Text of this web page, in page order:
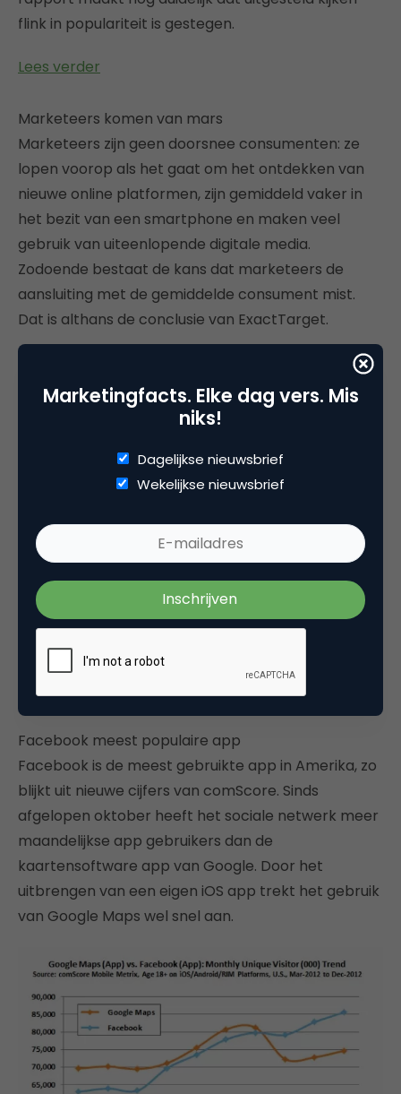
flink in populariteit is gestegen.
Lees verder
Marketeers komen van mars
Marketeers zijn geen doorsnee consumenten: ze
lopen voorop als het gaat om het ontdekken van
nieuwe online platformen, zijn gemiddeld vaker in
het bezit van een smartphone en maken veel
gebruik van uiteenlopende digitale media.
Zodoende bestaat de kans dat marketeers de
aansluiting met de gemiddelde consument mist.
Dat is althans de conclusie van ExactTarget.
Facebook meest populaire app
Facebook is de meest gebruikte app in Amerika, zo
blijkt uit nieuwe cijfers van comScore. Sinds
afgelopen oktober heeft het sociale netwerk meer
maandelijkse app gebruikers dan de
kaartensoftware app van Google. Door het
uitbrengen van een eigen iOS app trekt het gebruik
van Google Maps wel snel aan.
Marketingfacts. Elke dag vers. Mis
niks!
Dagelijkse nieuwsbrief
Wekelijkse nieuwsbrief